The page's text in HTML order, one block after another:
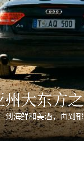
大东方
到海鲜和美酒，再到